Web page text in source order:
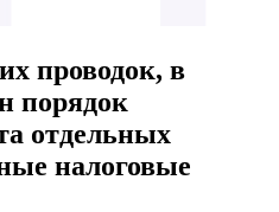
проводок, в
порядок
отдельных
налоговые